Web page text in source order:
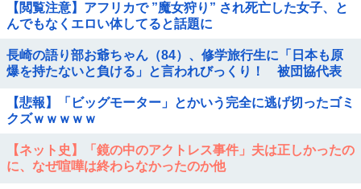
【閲覧注意】アフリカで ”魔女狩り” され死亡した女子、と
んでもなくエロい体してると話題に
長崎の語り部お爺ちゃん（84）、修学旅行生に「日本も原
爆を持たないと負ける」と言われびっくり！ 被団協代表
【悲報】「ビッグモーター」とかいう完全に逃げ切ったゴミ
クズｗｗｗｗｗ
【ネット史】「鏡の中のアクトレス事件」夫は正しかったの
に、なぜ喧嘩は終わらなかったのか他